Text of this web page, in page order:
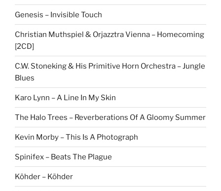
Genesis – Invisible Touch
Christian Muthspiel & Orjazztra Vienna – Homecoming
[2CD]
C.W. Stoneking & His Primitive Horn Orchestra – Jungle
Blues
Karo Lynn – A Line In My Skin
The Halo Trees – Reverberations Of A Gloomy Summer
Kevin Morby – This Is A Photograph
Spinifex – Beats The Plague
Köhder – Köhder